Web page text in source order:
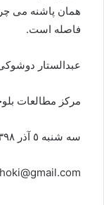
همان پاشنه می
فاصله است.
عبدالستار
مرکز مطالعات
سه شنبه ٥ آذر ١٣٩٨